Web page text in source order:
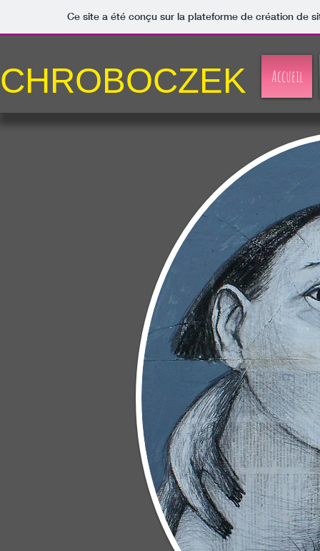
Ce site a été conçu sur la plateforme de création de
CHROBOCZEK Accueil